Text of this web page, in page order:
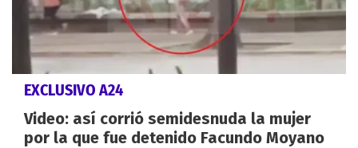
EXCLUSIVO A24
Video: así corrió semidesnuda la mujer
por la que fue detenido Facundo Moyano